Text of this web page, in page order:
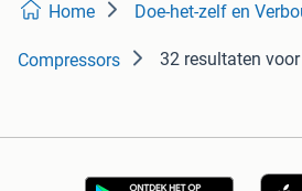
Home Doe-het-zelf en
Compressors 32 resultaten